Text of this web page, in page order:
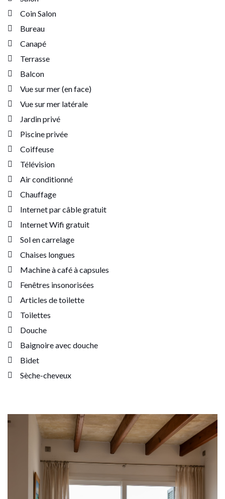
Coin Salon
Bureau
Canapé
Terrasse
Balcon
Vue sur mer (en face)
Vue sur mer latérale
Jardin privé
Piscine privée
Coiffeuse
Télévision
Air conditionné
Chauffage
Internet par câble gratuit
Internet Wifi gratuit
Sol en carrelage
Chaises longues
Machine à café à capsules
Fenêtres insonorisées
Articles de toilette
Toilettes
Douche
Baignoire avec douche
Bidet
Sèche-cheveux